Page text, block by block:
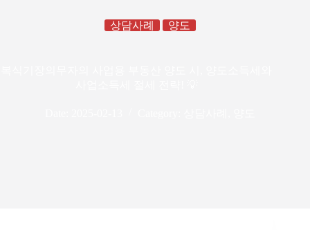
상담사례 양도